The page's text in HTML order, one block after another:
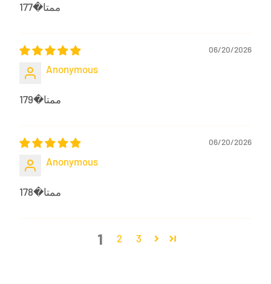
ممتا�177
06/20/2026
Anonymous
ممتا�179
06/20/2026
Anonymous
ممتا�178
1 2 3